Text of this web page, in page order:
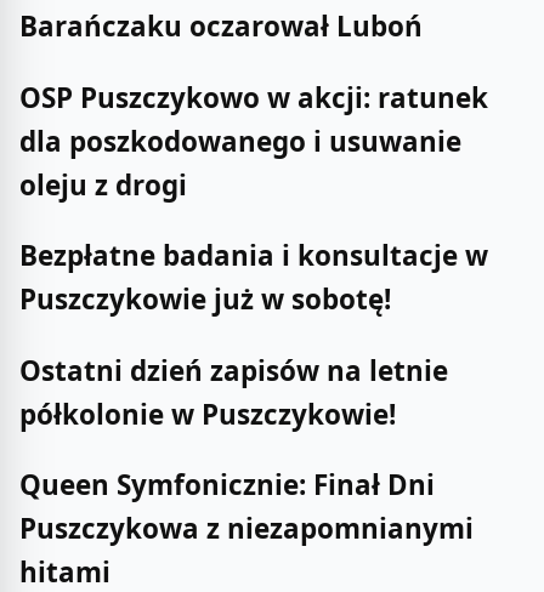
Barańczaku oczarował Luboń
OSP Puszczykowo w akcji: ratunek
dla poszkodowanego i usuwanie
oleju z drogi
Bezpłatne badania i konsultacje w
Puszczykowie już w sobotę!
Ostatni dzień zapisów na letnie
półkolonie w Puszczykowie!
Queen Symfonicznie: Finał Dni
Puszczykowa z niezapomnianymi
hitami